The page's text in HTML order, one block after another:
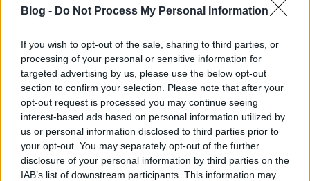
Blog - Do Not Process My Personal Information
If you wish to opt-out of the sale, sharing to third parties, or
processing of your personal or sensitive information for
targeted advertising by us, please use the below opt-out
section to confirm your selection. Please note that after your
opt-out request is processed you may continue seeing
interest-based ads based on personal information utilized by
us or personal information disclosed to third parties prior to
your opt-out. You may separately opt-out of the further
disclosure of your personal information by third parties on the
IAB’s list of downstream participants. This information may